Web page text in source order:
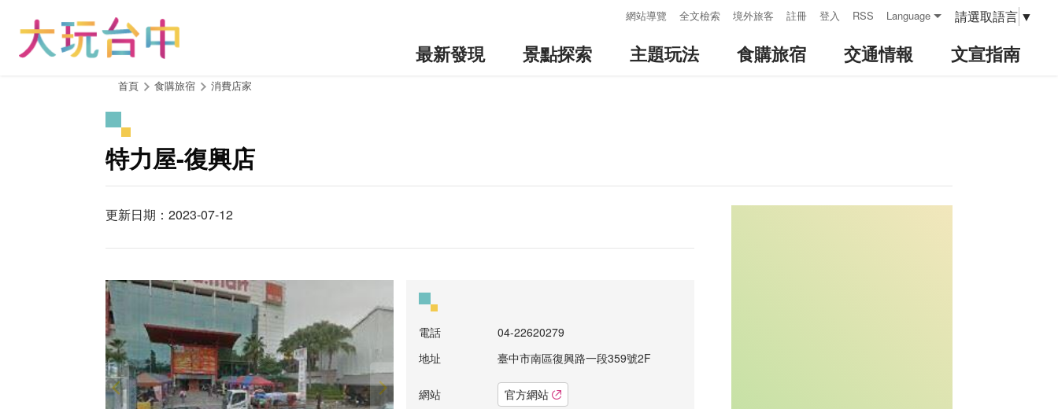
網站導覽 全文檢索 境外旅客 註冊 登入 RSS Language 請選取語言 ▼
最新發現 景點探索 主題玩法 食購旅宿 交通情報 文宣指南
首頁 食購旅宿 消費店家
特力屋-復興店
更新日期：2023-07-12
電話
04-22620279
地址
臺中市南區復興路一段359號2F
網站
官方網站